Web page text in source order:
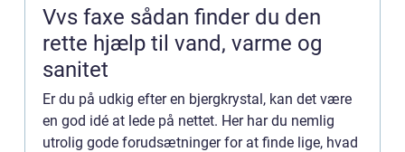
Vvs faxe sådan finder du den
rette hjælp til vand, varme og
sanitet
Er du på udkig efter en bjergkrystal, kan det være
en god idé at lede på nettet. Her har du nemlig
utrolig gode forudsætninger for at finde lige, hvad